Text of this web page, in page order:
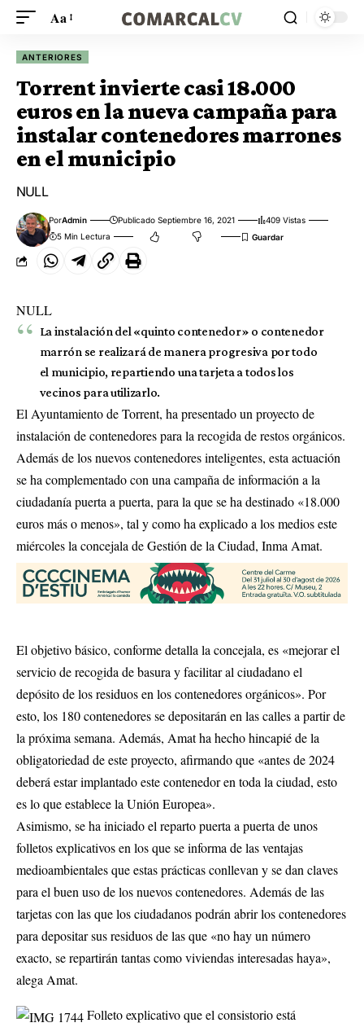
Aa
ANTERIORES
Torrent invierte casi 18.000
euros en la nueva campaña para
instalar contenedores marrones
en el municipio
NULL
PorAdmin Publicado Septiembre 16, 2021
409 Vistas
5 Min Lectura
NULL
La instalación del «quinto contenedor» o contenedor
marrón se realizará de manera progresiva por todo
el municipio, repartiendo una tarjeta a todos los
vecinos para utilizarlo.
El Ayuntamiento de Torrent, ha presentado un proyecto de
instalación de contenedores para la recogida de restos orgánicos.
Además de los nuevos contenedores inteligentes, esta actuación
se ha complementado con una campaña de información a la
ciudadanía puerta a puerta, para la que se ha destinado «18.000
euros más o menos», tal y como ha explicado a los medios este
miércoles la concejala de Gestión de la Ciudad, Inma Amat.
El objetivo básico, conforme detalla la concejala, es «mejorar el
servicio de recogida de basura y facilitar al ciudadano el
depósito de los residuos en los contenedores orgánicos». Por
esto, los 180 contenedores se depositarán en las calles a partir de
la próxima semana. Además, Amat ha hecho hincapié de la
obligatoriedad de este proyecto, afirmando que «antes de 2024
deberá estar implantado este contenedor en toda la ciudad, esto
es lo que establece la Unión Europea».
Asimismo, se ha iniciado el reparto puerta a puerta de unos
folletos explicativos en los que se informa de las ventajas
medioambientales que estas prácticas conllevan y se dan claves
para el buen uso de los nuevos contenedores. Además de las
tarjetas con las que los ciudadanos podrán abrir los contenedores
para depositar sus residuos de las que «no hay un número
exacto, se repartirán tantas como viviendas interesadas haya»,
alega Amat.
Folleto explicativo que el consistorio está